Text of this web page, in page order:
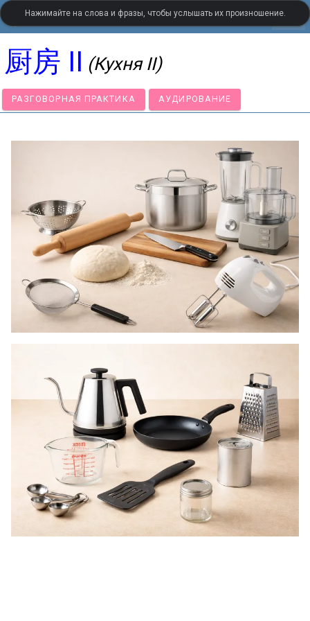
LanguageGuide.org•Китайский визуальный словарьsettings
厨房 II (Кухня II)
РАЗГОВОРНАЯ ПРАКТИКА АУДИРОВАНИЕ
Нажимайте на слова и фразы, чтобы услышать их произношение.